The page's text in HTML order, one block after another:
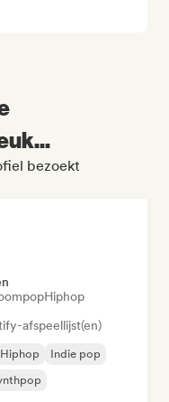
bezoekt
Hiphop
afspeellijst(en)
Hiphop
Indie pop